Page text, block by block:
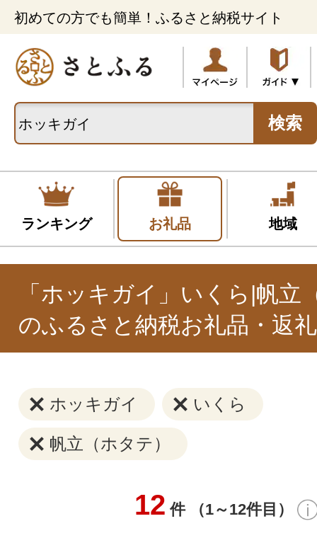
初めての方でも簡単！ふるさと納税サイト
検索
ランキング お礼品 地域
「ホッキガイ」いくら|帆立
のふるさと納税お礼品・返
ホッキガイ いくら
帆立（ホタテ）
12 件 （1～12件目）